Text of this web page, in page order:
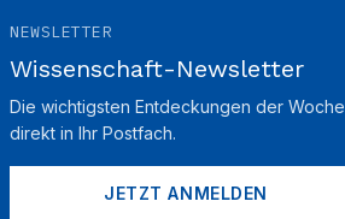
NEWSLETTER
Wissenschaft-Newsletter
Die wichtigsten Entdeckungen der Woche
direkt in Ihr Postfach.
JETZT ANMELDEN